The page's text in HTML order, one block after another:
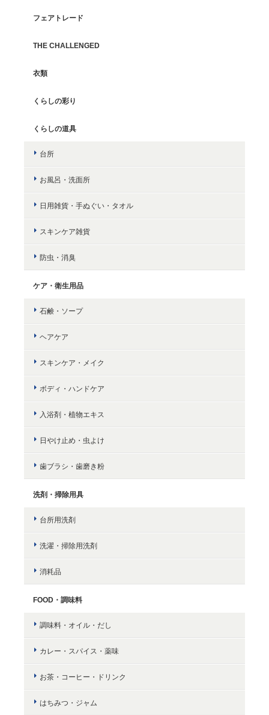
フェアトレード
THE CHALLENGED
衣類
くらしの彩り
くらしの道具
台所
お風呂・洗面所
日用雑貨・手ぬぐい・タオル
スキンケア雑貨
防虫・消臭
ケア・衛生用品
石鹸・ソープ
ヘアケア
スキンケア・メイク
ボディ・ハンドケア
入浴剤・植物エキス
日やけ止め・虫よけ
歯ブラシ・歯磨き粉
洗剤・掃除用具
台所用洗剤
洗濯・掃除用洗剤
消耗品
FOOD・調味料
調味料・オイル・だし
カレー・スパイス・薬味
お茶・コーヒー・ドリンク
はちみつ・ジャム